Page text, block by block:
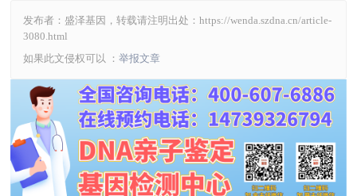
发布者：盛泽基因，转载请注明出处： https://wenda.szdna.cn/article-
3080.html
如果此文侵权可以 ： 举报文章